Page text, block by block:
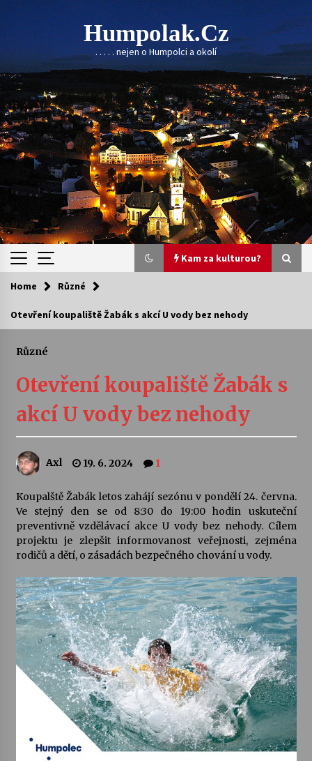
Skip
to
content
Humpolak.cz
. . . . . nejen o Humpolci a okolí
Kam za kulturou?
Kam za kulturou?
Vernisáž výstavy Josefíny Duškové: Stávám se
kapkou
30. 7. 2026
Veselí muzikanti
Pozvánka na integrační festival Quijotova
šedesátka: 28. 7.–1. 8. 2026
28. 7. 2026
Letní koncerty ve Stromovce: Kolchoz a
Jenakaši
28. 7. 2026
Votavžatský ploty
23. 7. 2026
Letní koncerty ve Stromovce: Rufus Miller
22. 7. 2026
Home Různé
Otevření koupaliště Žabák s akcí U vody bez nehody
Různé
Otevření koupaliště Žabák s
akcí U vody bez nehody
Axl 19. 6. 2024 1
Koupalště Žabák letos zahájí sezónu v pondělí 24. června.
Ve stejný den se od 8:30 do 19:00 hodin uskuteční
preventivně vzdělávací akce U vody bez nehody. Cílem
projektu je zlepšit informovanost veřejnosti, zejména
rodičů a dětí, o zásadách bezpečného chování u vody.